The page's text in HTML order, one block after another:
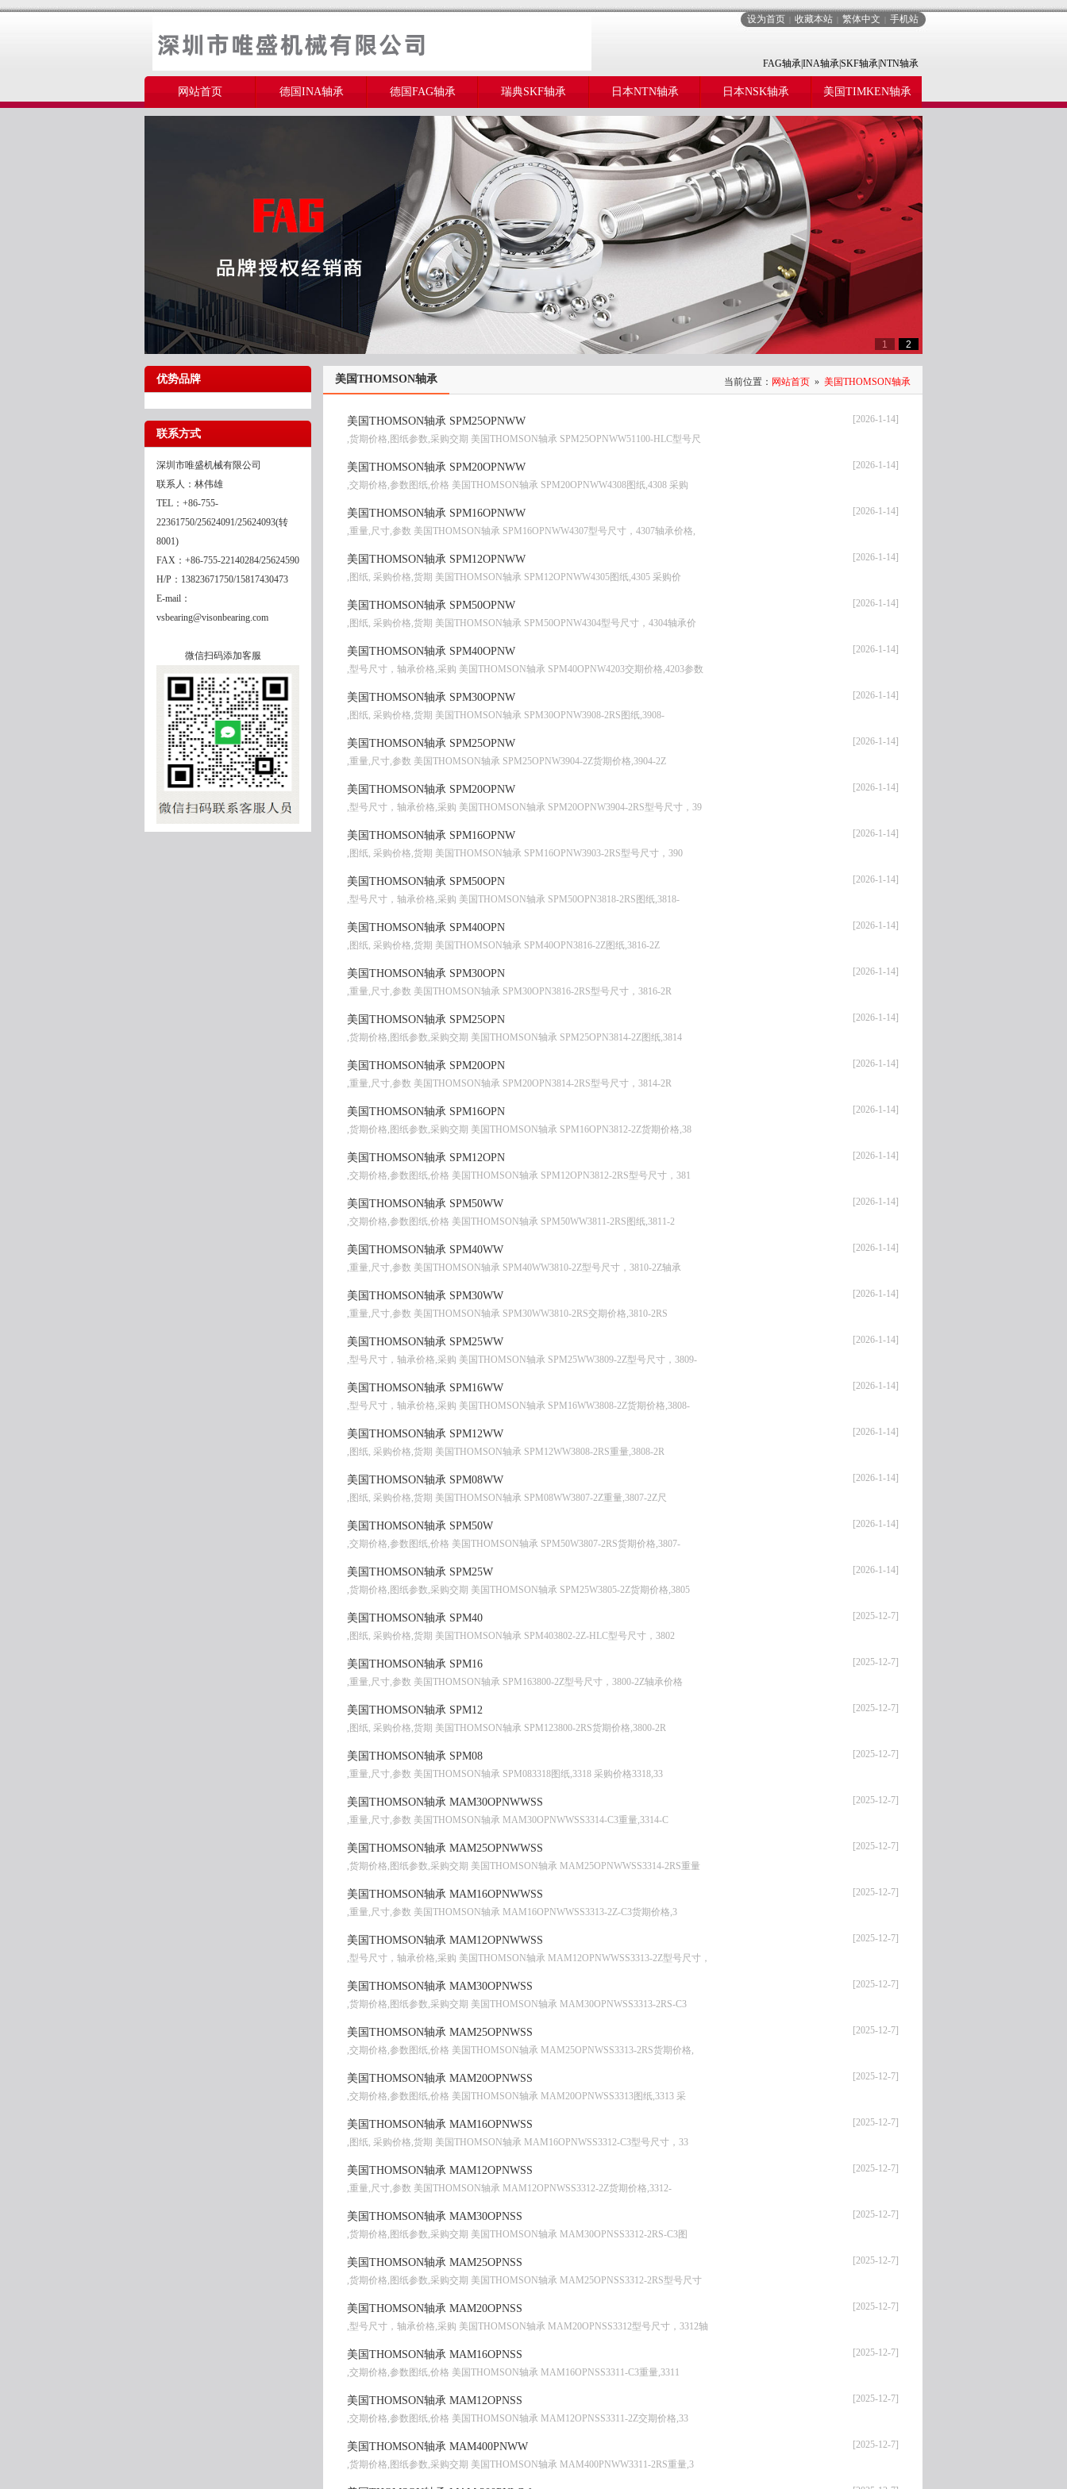
设为首页 收藏本站 繁体中文 手机站
FAG轴承|INA轴承|SKF轴承|NTN轴承
网站首页 德国INA轴承 德国FAG轴承 瑞典SKF轴承 日本NTN轴承 日本NSK轴承 美国TIMKEN轴承
1 2
优势品牌
联系方式
深圳市唯盛机械有限公司
联系人：林伟雄
TEL：+86-755-
22361750/25624091/25624093(转
8001)
FAX：+86-755-22140284/25624590
H/P：13823671750/15817430473
E-mail：
vsbearing@visonbearing.com
微信扫码添加客服
当前位置： 网站首页 » 美国THOMSON轴承
美国THOMSON轴承
[2026-1-14]
美国THOMSON轴承 SPM25OPNWW
,货期价格,图纸参数,采购交期 美国THOMSON轴承 SPM25OPNWW51100-HLC型号尺
[2026-1-14]
美国THOMSON轴承 SPM20OPNWW
,交期价格,参数图纸,价格 美国THOMSON轴承 SPM20OPNWW4308图纸,4308 采购
[2026-1-14]
美国THOMSON轴承 SPM16OPNWW
,重量,尺寸,参数 美国THOMSON轴承 SPM16OPNWW4307型号尺寸，4307轴承价格,
[2026-1-14]
美国THOMSON轴承 SPM12OPNWW
,图纸, 采购价格,货期 美国THOMSON轴承 SPM12OPNWW4305图纸,4305 采购价
[2026-1-14]
美国THOMSON轴承 SPM50OPNW
,图纸, 采购价格,货期 美国THOMSON轴承 SPM50OPNW4304型号尺寸，4304轴承价
[2026-1-14]
美国THOMSON轴承 SPM40OPNW
,型号尺寸，轴承价格,采购 美国THOMSON轴承 SPM40OPNW4203交期价格,4203参数
[2026-1-14]
美国THOMSON轴承 SPM30OPNW
,图纸, 采购价格,货期 美国THOMSON轴承 SPM30OPNW3908-2RS图纸,3908-
[2026-1-14]
美国THOMSON轴承 SPM25OPNW
,重量,尺寸,参数 美国THOMSON轴承 SPM25OPNW3904-2Z货期价格,3904-2Z
[2026-1-14]
美国THOMSON轴承 SPM20OPNW
,型号尺寸，轴承价格,采购 美国THOMSON轴承 SPM20OPNW3904-2RS型号尺寸，39
[2026-1-14]
美国THOMSON轴承 SPM16OPNW
,图纸, 采购价格,货期 美国THOMSON轴承 SPM16OPNW3903-2RS型号尺寸，390
[2026-1-14]
美国THOMSON轴承 SPM50OPN
,型号尺寸，轴承价格,采购 美国THOMSON轴承 SPM50OPN3818-2RS图纸,3818-
[2026-1-14]
美国THOMSON轴承 SPM40OPN
,图纸, 采购价格,货期 美国THOMSON轴承 SPM40OPN3816-2Z图纸,3816-2Z
[2026-1-14]
美国THOMSON轴承 SPM30OPN
,重量,尺寸,参数 美国THOMSON轴承 SPM30OPN3816-2RS型号尺寸，3816-2R
[2026-1-14]
美国THOMSON轴承 SPM25OPN
,货期价格,图纸参数,采购交期 美国THOMSON轴承 SPM25OPN3814-2Z图纸,3814
[2026-1-14]
美国THOMSON轴承 SPM20OPN
,重量,尺寸,参数 美国THOMSON轴承 SPM20OPN3814-2RS型号尺寸，3814-2R
[2026-1-14]
美国THOMSON轴承 SPM16OPN
,货期价格,图纸参数,采购交期 美国THOMSON轴承 SPM16OPN3812-2Z货期价格,38
[2026-1-14]
美国THOMSON轴承 SPM12OPN
,交期价格,参数图纸,价格 美国THOMSON轴承 SPM12OPN3812-2RS型号尺寸，381
[2026-1-14]
美国THOMSON轴承 SPM50WW
,交期价格,参数图纸,价格 美国THOMSON轴承 SPM50WW3811-2RS图纸,3811-2
[2026-1-14]
美国THOMSON轴承 SPM40WW
,重量,尺寸,参数 美国THOMSON轴承 SPM40WW3810-2Z型号尺寸，3810-2Z轴承
[2026-1-14]
美国THOMSON轴承 SPM30WW
,重量,尺寸,参数 美国THOMSON轴承 SPM30WW3810-2RS交期价格,3810-2RS
[2026-1-14]
美国THOMSON轴承 SPM25WW
,型号尺寸，轴承价格,采购 美国THOMSON轴承 SPM25WW3809-2Z型号尺寸，3809-
[2026-1-14]
美国THOMSON轴承 SPM16WW
,型号尺寸，轴承价格,采购 美国THOMSON轴承 SPM16WW3808-2Z货期价格,3808-
[2026-1-14]
美国THOMSON轴承 SPM12WW
,图纸, 采购价格,货期 美国THOMSON轴承 SPM12WW3808-2RS重量,3808-2R
[2026-1-14]
美国THOMSON轴承 SPM08WW
,图纸, 采购价格,货期 美国THOMSON轴承 SPM08WW3807-2Z重量,3807-2Z尺
[2026-1-14]
美国THOMSON轴承 SPM50W
,交期价格,参数图纸,价格 美国THOMSON轴承 SPM50W3807-2RS货期价格,3807-
[2026-1-14]
美国THOMSON轴承 SPM25W
,货期价格,图纸参数,采购交期 美国THOMSON轴承 SPM25W3805-2Z货期价格,3805
[2025-12-7]
美国THOMSON轴承 SPM40
,图纸, 采购价格,货期 美国THOMSON轴承 SPM403802-2Z-HLC型号尺寸，3802
[2025-12-7]
美国THOMSON轴承 SPM16
,重量,尺寸,参数 美国THOMSON轴承 SPM163800-2Z型号尺寸，3800-2Z轴承价格
[2025-12-7]
美国THOMSON轴承 SPM12
,图纸, 采购价格,货期 美国THOMSON轴承 SPM123800-2RS货期价格,3800-2R
[2025-12-7]
美国THOMSON轴承 SPM08
,重量,尺寸,参数 美国THOMSON轴承 SPM083318图纸,3318 采购价格3318,33
[2025-12-7]
美国THOMSON轴承 MAM30OPNWWSS
,重量,尺寸,参数 美国THOMSON轴承 MAM30OPNWWSS3314-C3重量,3314-C
[2025-12-7]
美国THOMSON轴承 MAM25OPNWWSS
,货期价格,图纸参数,采购交期 美国THOMSON轴承 MAM25OPNWWSS3314-2RS重量
[2025-12-7]
美国THOMSON轴承 MAM16OPNWWSS
,重量,尺寸,参数 美国THOMSON轴承 MAM16OPNWWSS3313-2Z-C3货期价格,3
[2025-12-7]
美国THOMSON轴承 MAM12OPNWWSS
,型号尺寸，轴承价格,采购 美国THOMSON轴承 MAM12OPNWWSS3313-2Z型号尺寸，
[2025-12-7]
美国THOMSON轴承 MAM30OPNWSS
,货期价格,图纸参数,采购交期 美国THOMSON轴承 MAM30OPNWSS3313-2RS-C3
[2025-12-7]
美国THOMSON轴承 MAM25OPNWSS
,交期价格,参数图纸,价格 美国THOMSON轴承 MAM25OPNWSS3313-2RS货期价格,
[2025-12-7]
美国THOMSON轴承 MAM20OPNWSS
,交期价格,参数图纸,价格 美国THOMSON轴承 MAM20OPNWSS3313图纸,3313 采
[2025-12-7]
美国THOMSON轴承 MAM16OPNWSS
,图纸, 采购价格,货期 美国THOMSON轴承 MAM16OPNWSS3312-C3型号尺寸，33
[2025-12-7]
美国THOMSON轴承 MAM12OPNWSS
,重量,尺寸,参数 美国THOMSON轴承 MAM12OPNWSS3312-2Z货期价格,3312-
[2025-12-7]
美国THOMSON轴承 MAM30OPNSS
,货期价格,图纸参数,采购交期 美国THOMSON轴承 MAM30OPNSS3312-2RS-C3图
[2025-12-7]
美国THOMSON轴承 MAM25OPNSS
,货期价格,图纸参数,采购交期 美国THOMSON轴承 MAM25OPNSS3312-2RS型号尺寸
[2025-12-7]
美国THOMSON轴承 MAM20OPNSS
,型号尺寸，轴承价格,采购 美国THOMSON轴承 MAM20OPNSS3312型号尺寸，3312轴
[2025-12-7]
美国THOMSON轴承 MAM16OPNSS
,交期价格,参数图纸,价格 美国THOMSON轴承 MAM16OPNSS3311-C3重量,3311
[2025-12-7]
美国THOMSON轴承 MAM12OPNSS
,交期价格,参数图纸,价格 美国THOMSON轴承 MAM12OPNSS3311-2Z交期价格,33
[2025-12-7]
美国THOMSON轴承 MAM400PNWW
,货期价格,图纸参数,采购交期 美国THOMSON轴承 MAM400PNWW3311-2RS重量,3